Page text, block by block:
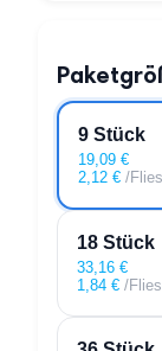
9 Stück
19,09 €
2,12 € /
18 Stück
33,16 €
1,84 € /